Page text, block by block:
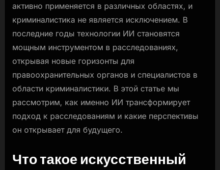
активно применяется в различных областях, и
криминалистика не является исключением. В
последние годы технологии ИИ становятся
мощным инструментом в расследованиях,
открывая новые горизонты для
правоохранительных органов и специалистов в
области криминалистики. В этой статье мы
рассмотрим, как именно ИИ трансформирует
подход к расследованиям и какие перспективы
он открывает для будущего.
Что такое искусственный